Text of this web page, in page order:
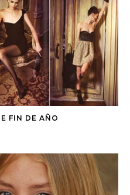
FIN DE AÑO